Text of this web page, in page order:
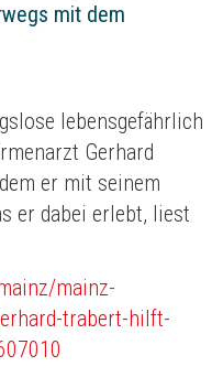
mit dem
lebensgefährlich
Gerhard
er mit seinem
er dabei erlebt, liest
mainz-
trabert-hilft-